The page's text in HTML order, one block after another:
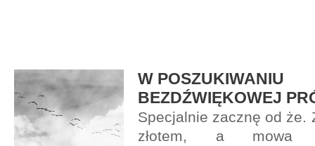
W POSZUKIWANIU
BEZDŹWIĘKOWEJ
Specjalnie zacznę od że.
złotem, a mowa